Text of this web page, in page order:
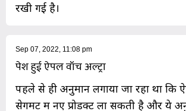
रखी गई है।
Sep 07, 2022, 11:08 pm
पेश हुई ऐपल वॉच अल्ट्रा
पहले से ही अनुमान लगाया जा रहा था कि
सेगमेंट में नए प्रोडक्ट ला सकती है और ये